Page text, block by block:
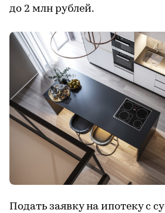
до 2 млн рублей.
Подать заявку на ипотеку с